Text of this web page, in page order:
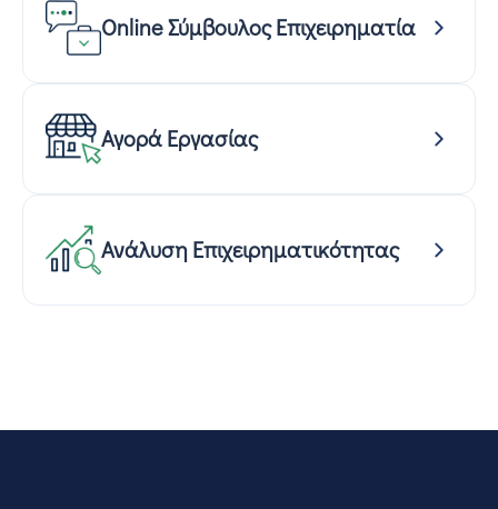
Online Σύμβουλος Επιχειρηματία
Αγορά Εργασίας
Ανάλυση Επιχειρηματικότητας